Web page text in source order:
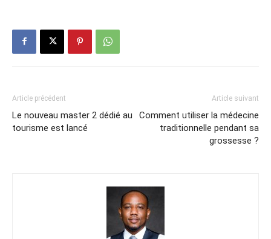
Article précédent
Le nouveau master 2 dédié au
tourisme est lancé
Article suivant
Comment utiliser la médecine
traditionnelle pendant sa
grossesse ?